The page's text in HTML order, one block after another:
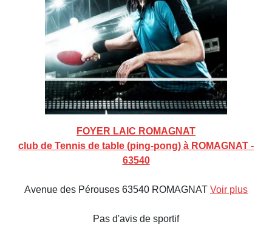
FOYER LAIC ROMAGNAT
club de Tennis de table (ping-pong) à ROMAGNAT -
63540
Avenue des Pérouses 63540 ROMAGNAT Voir plus
Pas d'avis de sportif